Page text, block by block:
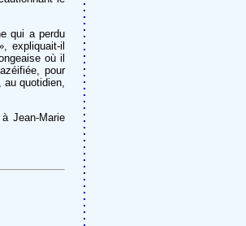
qui a perdu
expliquait-il
où il
pour
quotidien,
Jean-Marie